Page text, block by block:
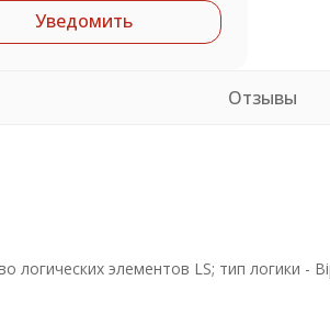
Уведомить
Отзывы
логических элементов LS; тип логики -